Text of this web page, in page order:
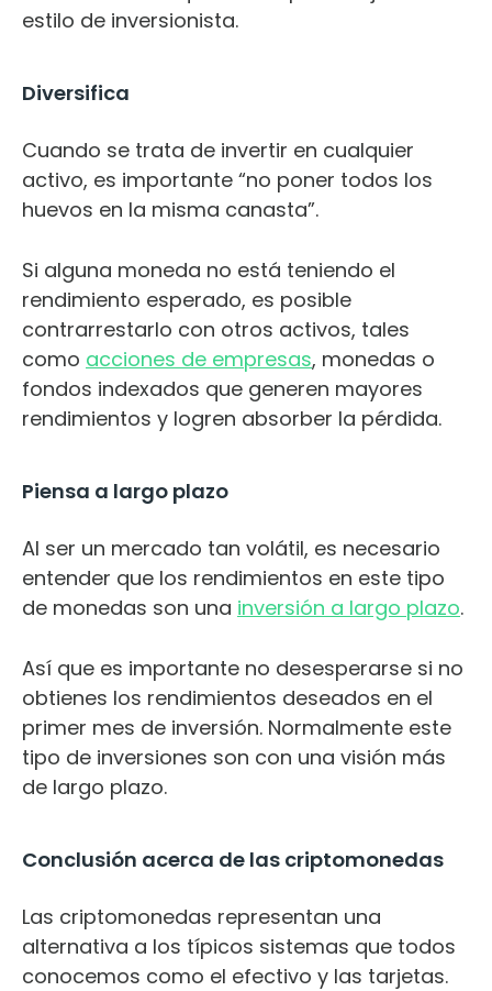
estilo de inversionista.
Diversifica
Cuando se trata de invertir en cualquier
activo, es importante “no poner todos los
huevos en la misma canasta”.
Si alguna moneda no está teniendo el
rendimiento esperado, es posible
contrarrestarlo con otros activos, tales
como acciones de empresas, monedas o
fondos indexados que generen mayores
rendimientos y logren absorber la pérdida.
Piensa a largo plazo
Al ser un mercado tan volátil, es necesario
entender que los rendimientos en este tipo
de monedas son una inversión a largo plazo.
Así que es importante no desesperarse si no
obtienes los rendimientos deseados en el
primer mes de inversión. Normalmente este
tipo de inversiones son con una visión más
de largo plazo.
Conclusión acerca de las criptomonedas
Las criptomonedas representan una
alternativa a los típicos sistemas que todos
conocemos como el efectivo y las tarjetas.